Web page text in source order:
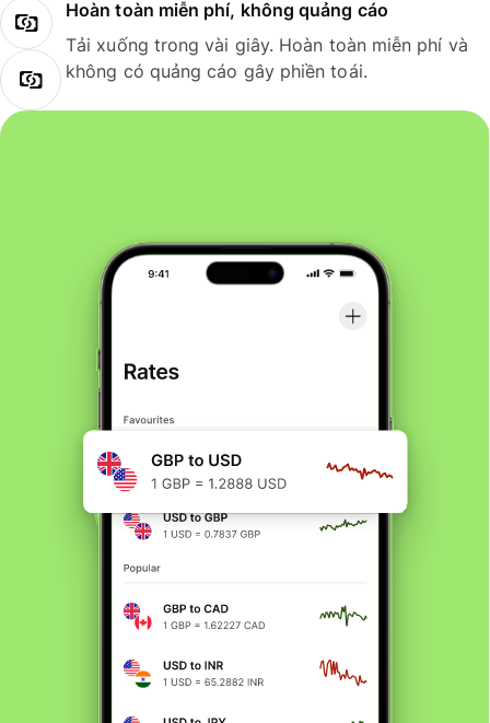
Hoàn toàn miễn phí, không quảng cáo
Tải xuống trong vài giây. Hoàn toàn miễn phí và
không có quảng cáo gây phiền toái.